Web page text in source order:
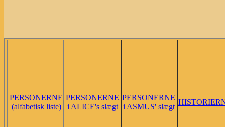
PERSONERNE
(alfabetisk liste)
PERSONERNE
i ALICE's slægt
PERSONERNE
i ASMUS' slægt